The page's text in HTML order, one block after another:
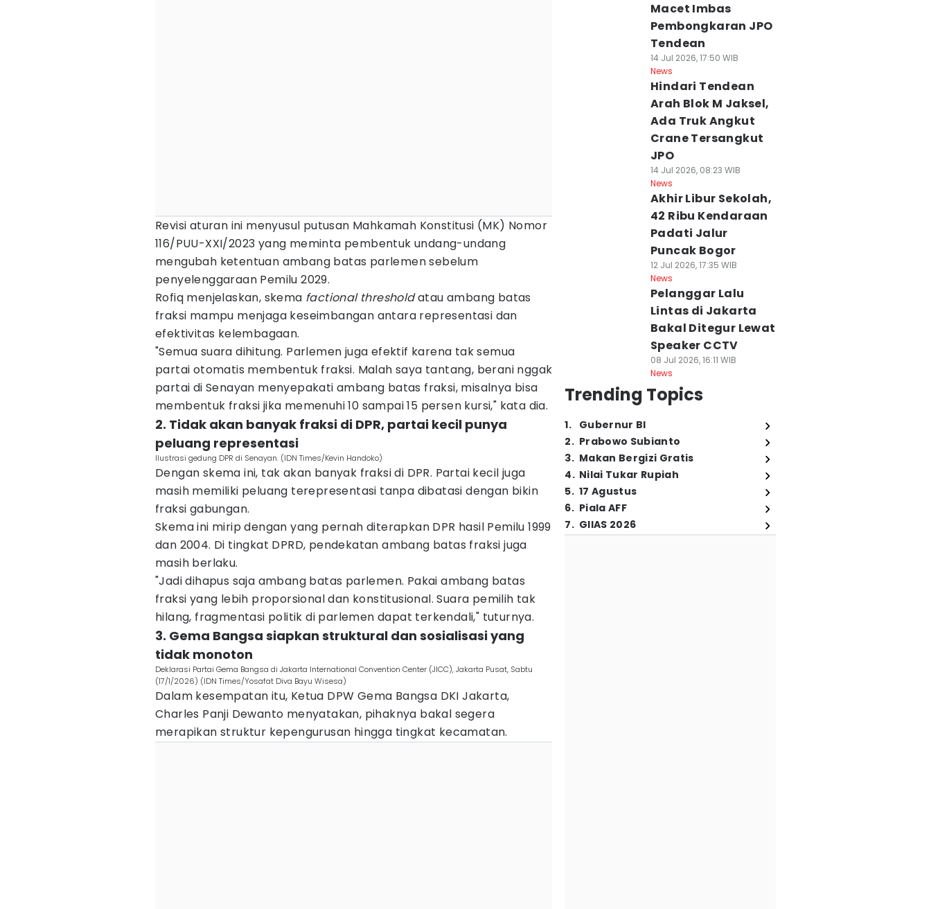
Revisi aturan ini menyusul putusan Mahkamah Konstitusi (MK) Nomor
116/PUU-XXI/2023 yang meminta pembentuk undang-undang
mengubah ketentuan ambang batas parlemen sebelum
penyelenggaraan Pemilu 2029.
Rofiq menjelaskan, skema factional thresholdatau ambang batas
fraksi mampu menjaga keseimbangan antara representasi dan
efektivitas kelembagaan.
"Semua suara dihitung. Parlemen juga efektif karena tak semua
partai otomatis membentuk fraksi. Malah saya tantang, berani nggak
partai di Senayan menyepakati ambang batas fraksi, misalnya bisa
membentuk fraksi jika memenuhi 10 sampai 15 persen kursi," kata dia.
2. Tidak akan banyak fraksi di DPR, partai kecil punya
peluang representasi
Ilustrasi gedung DPR di Senayan. (IDN Times/Kevin Handoko)
Dengan skema ini, tak akan banyak fraksi di DPR. Partai kecil juga
masih memiliki peluang terepresentasi tanpa dibatasi dengan bikin
fraksi gabungan.
Skema ini mirip dengan yang pernah diterapkan DPR hasil Pemilu 1999
dan 2004. Di tingkat DPRD, pendekatan ambang batas fraksi juga
masih berlaku.
"Jadi dihapus saja ambang batas parlemen. Pakai ambang batas
fraksi yang lebih proporsional dan konstitusional. Suara pemilih tak
hilang, fragmentasi politik di parlemen dapat terkendali," tuturnya.
3. Gema Bangsa siapkan struktural dan sosialisasi yang
tidak monoton
Deklarasi Partai Gema Bangsa di Jakarta International Convention Center (JICC), Jakarta Pusat, Sabtu
(17/1/2026) (IDN Times/Yosafat Diva Bayu Wisesa)
Dalam kesempatan itu, Ketua DPW Gema Bangsa DKI Jakarta,
Charles Panji Dewanto menyatakan, pihaknya bakal segera
merapikan struktur kepengurusan hingga tingkat kecamatan.
Macet Imbas
Pembongkaran JPO
Tendean
14 Jul 2026, 17:50 WIB
News
Hindari Tendean
Arah Blok M Jaksel,
Ada Truk Angkut
Crane Tersangkut
JPO
14 Jul 2026, 08:23 WIB
News
Akhir Libur Sekolah,
42 Ribu Kendaraan
Padati Jalur
Puncak Bogor
12 Jul 2026, 17:35 WIB
News
Pelanggar Lalu
Lintas di Jakarta
Bakal Ditegur Lewat
Speaker CCTV
08 Jul 2026, 16:11 WIB
News
Trending Topics
1. Gubernur BI
2. Prabowo Subianto
3. Makan Bergizi Gratis
4. Nilai Tukar Rupiah
5. 17 Agustus
6. Piala AFF
7. GIIAS 2026